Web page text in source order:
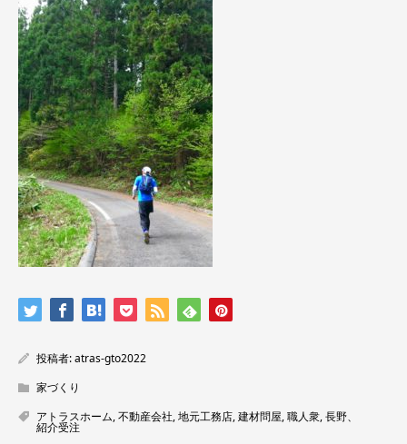
投稿者:atras-gto2022
家づくり
アトラスホーム,不動産会社,地元工務店,建材問屋,職人衆,長野、
紹介受注